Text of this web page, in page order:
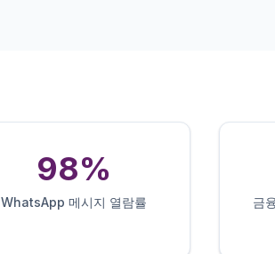
98%
WhatsApp 메시지 열람률
금